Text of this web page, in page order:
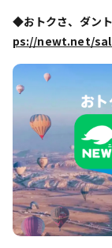
◆おトクさ、ダン
ps://newt.net/